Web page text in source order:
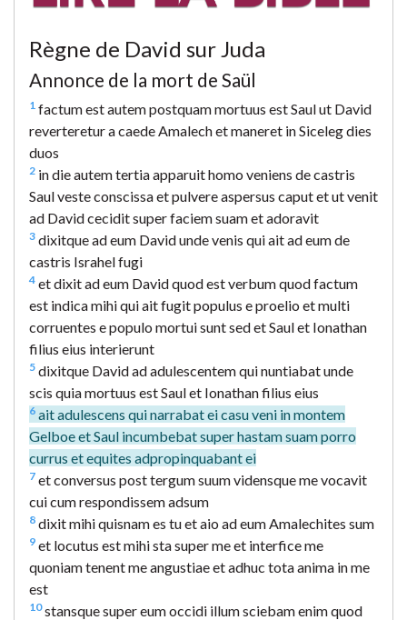
Règne de David sur Juda
Annonce de la mort de Saül
1 factum est autem postquam mortuus est Saul ut David
reverteretur a caede Amalech et maneret in Siceleg dies
duos
2 in die autem tertia apparuit homo veniens de castris
Saul veste conscissa et pulvere aspersus caput et ut venit
ad David cecidit super faciem suam et adoravit
3 dixitque ad eum David unde venis qui ait ad eum de
castris Israhel fugi
4 et dixit ad eum David quod est verbum quod factum
est indica mihi qui ait fugit populus e proelio et multi
corruentes e populo mortui sunt sed et Saul et Ionathan
filius eius interierunt
5 dixitque David ad adulescentem qui nuntiabat unde
scis quia mortuus est Saul et Ionathan filius eius
6 ait adulescens qui narrabat ei casu veni in montem
Gelboe et Saul incumbebat super hastam suam porro
currus et equites adpropinquabant ei
7 et conversus post tergum suum vidensque me vocavit
cui cum respondissem adsum
8 dixit mihi quisnam es tu et aio ad eum Amalechites sum
9 et locutus est mihi sta super me et interfice me
quoniam tenent me angustiae et adhuc tota anima in me
est
10stansque super eum occidi illum sciebam enim quod